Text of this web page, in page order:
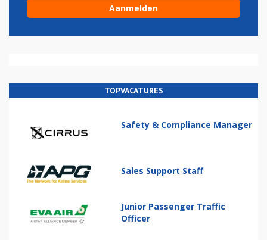
TOPVACATURES
Safety & Compliance Manager
Sales Support Staff
Junior Passenger Traffic
Officer